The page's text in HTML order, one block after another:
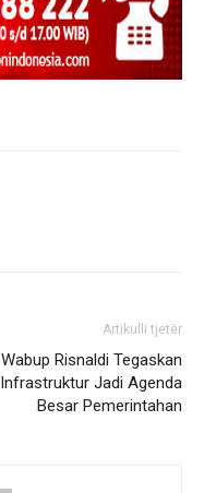
Artikulli tjetër
Wabup Risnaldi Tegaskan
Infrastruktur Jadi Agenda
Besar Pemerintahan